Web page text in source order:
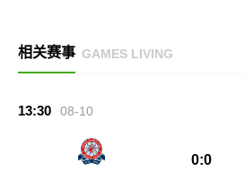
相关赛事 GAMES LIVING
13:30 08-10
0:0